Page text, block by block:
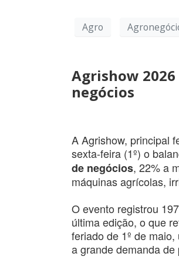
Agro
Agrishow
negócios
A Agrishow, principal
sexta-feira (1º) o
de negócios, 22% a
máquinas agrícolas,
O evento registrou
última edição, o que
feriado de 1º de
a grande demanda de